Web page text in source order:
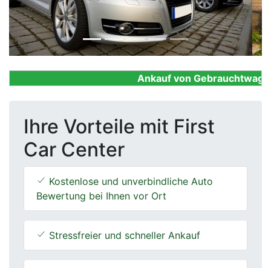
Ankauf von
Ihre Vorteile mit First
Car Center
Kostenlose und unverbindliche Auto
Bewertung bei Ihnen vor Ort
Stressfreier und schneller Ankauf